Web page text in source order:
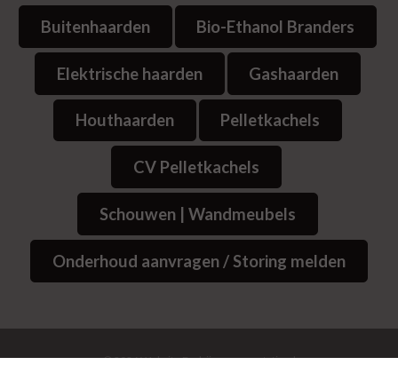
Buitenhaarden Bio-Ethanol Branders
Elektrische haarden Gashaarden
Houthaarden Pelletkachels
CV Pelletkachels
Schouwen | Wandmeubels
Onderhoud aanvragen / Storing melden
© 2026Website Bedrijvenpresentatie.nl